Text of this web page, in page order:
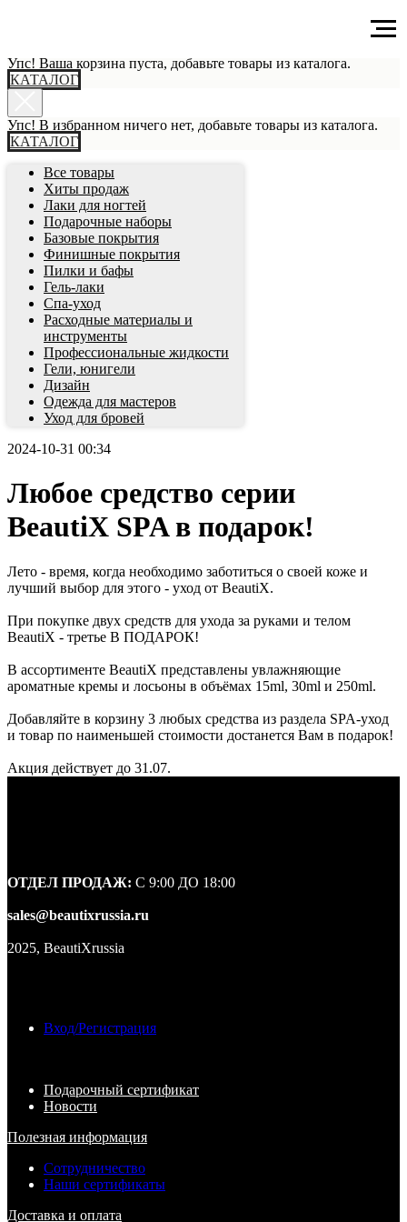
Упс! Ваша корзина пуста, добавьте товары из каталога.
КАТАЛОГ
Упс! В избранном ничего нет, добавьте товары из каталога.
КАТАЛОГ
Все товары
Хиты продаж
Лаки для ногтей
Подарочные наборы
Базовые покрытия
Финишные покрытия
Пилки и бафы
Гель-лаки
Спа-уход
Расходные материалы и
инструменты
Профессиональные жидкости
Гели, юнигели
Дизайн
Одежда для мастеров
Уход для бровей
2024-10-31 00:34
Любое средство серии
BeautiX SPA в подарок!
Лето - время, когда необходимо заботиться о своей коже и
лучший выбор для этого - уход от BeautiX.
При покупке двух средств для ухода за руками и телом
BeautiX - третье В ПОДАРОК!
В ассортименте BeautiX представлены увлажняющие
ароматные кремы и лосьоны в объёмах 15ml, 30ml и 250ml.
Добавляйте в корзину 3 любых средства из раздела SPA-уход
и товар по наименьшей стоимости достанется Вам в подарок!
Акция действует до 31.07.
ОТДЕЛ ПРОДАЖ: С 9:00 ДО 18:00
sales@beautixrussia.ru
2025, BeautiXrussia
Вход/Регистрация
Подарочный сертификат
Новости
Полезная информация
Сотрудничество
Наши сертификаты
Доставка и оплата